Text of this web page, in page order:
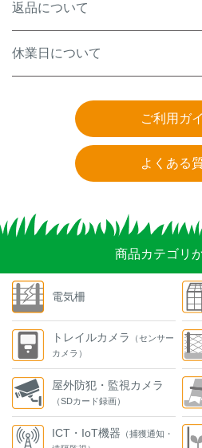
返品について
休業日について
ご利用ガ
よくある
商品カテゴリ
電気柵
トレイルカメラ
（センサー
カメラ）
屋外防犯・監視カメラ
（SDカード録画）
ICT・IoT機器 （捕獲通知・